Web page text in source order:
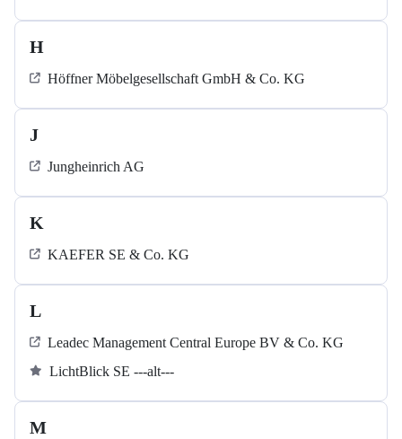
H
Höffner Möbelgesellschaft GmbH & Co. KG
J
Jungheinrich AG
K
KAEFER SE & Co. KG
L
Leadec Management Central Europe BV & Co. KG
LichtBlick SE ---alt---
M